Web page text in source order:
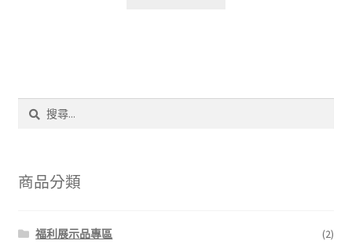
字:
商品分類
福利展示品專區
(2)